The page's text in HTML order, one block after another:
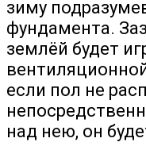
зиму
фундамента.
землёй будет
если пол не
над нею, он